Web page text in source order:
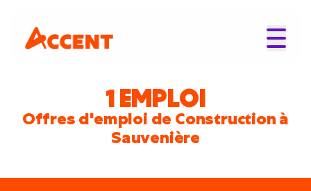
1 EMPLOI
Offres d'emploi de Construction à
Sauvenière